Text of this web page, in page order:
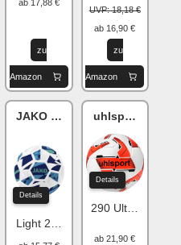
ab 17,88 €
zu
Amazon
UVP: 18,18 €
ab 16,90 €
zu
Amazon
JAKO Iconic
Details
Light 290g
uhlsport
Details
290 Ultra LITE
ab 21,90 €